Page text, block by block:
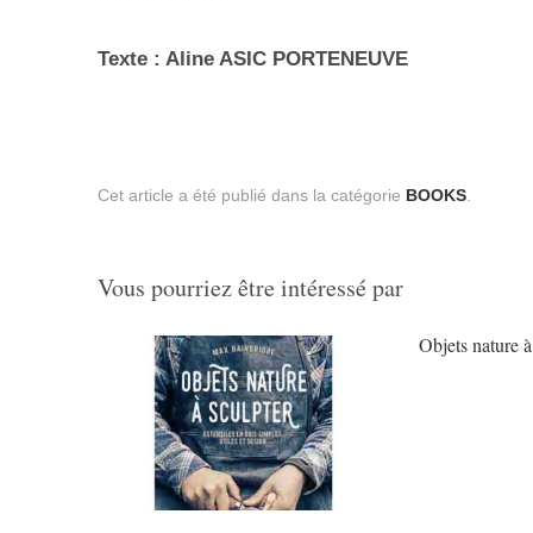
Texte : Aline ASIC PORTENEUVE
Cet article a été publié dans la catégorie BOOKS
Vous pourriez être intéressé par
Objets nature